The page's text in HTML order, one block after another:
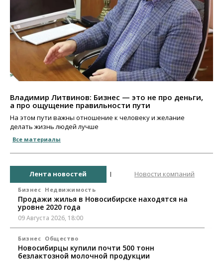
Владимир Литвинов: Бизнес — это не про деньги,
а про ощущение правильности пути
На этом пути важны отношение к человеку и желание
делать жизнь людей лучше
Все материалы
Лента новостей Новости компаний
Бизнес Недвижимость
Продажи жилья в Новосибирске находятся на
уровне 2020 года
09 Августа 2026, 18:00
Бизнес Общество
Новосибирцы купили почти 500 тонн
безлактозной молочной продукции